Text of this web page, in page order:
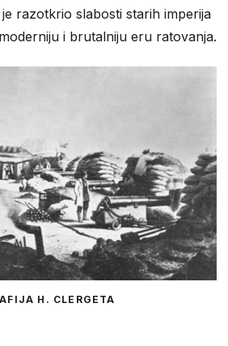
razotkrio slabosti starih imperija
i brutalniju eru ratovanja.
H. CLERGETA